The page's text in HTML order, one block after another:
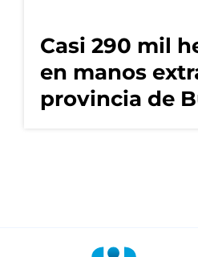
Casi 290 mil
en manos
provincia de